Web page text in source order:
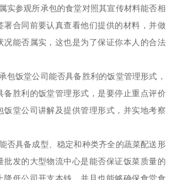
实参观所承包的食堂对照其宣传材料能否相
署合同前要认真查看他们提供的材料，并做
况能否属实，这也是为了保证你本人的合法
包饭堂公司能否具备胜利的饭堂管理形式，
备胜利的饭堂管理形式，是要停止重点评价
饭堂公司讲解及提供管理形式，并实地考察
否具备成型、稳定和种类齐全的蔬菜配送形
批发的大型物流中心是能否保证饭菜质量的